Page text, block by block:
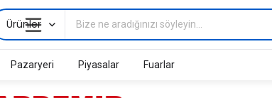
Ürünler
Pazaryeri Piyasalar Fuarlar